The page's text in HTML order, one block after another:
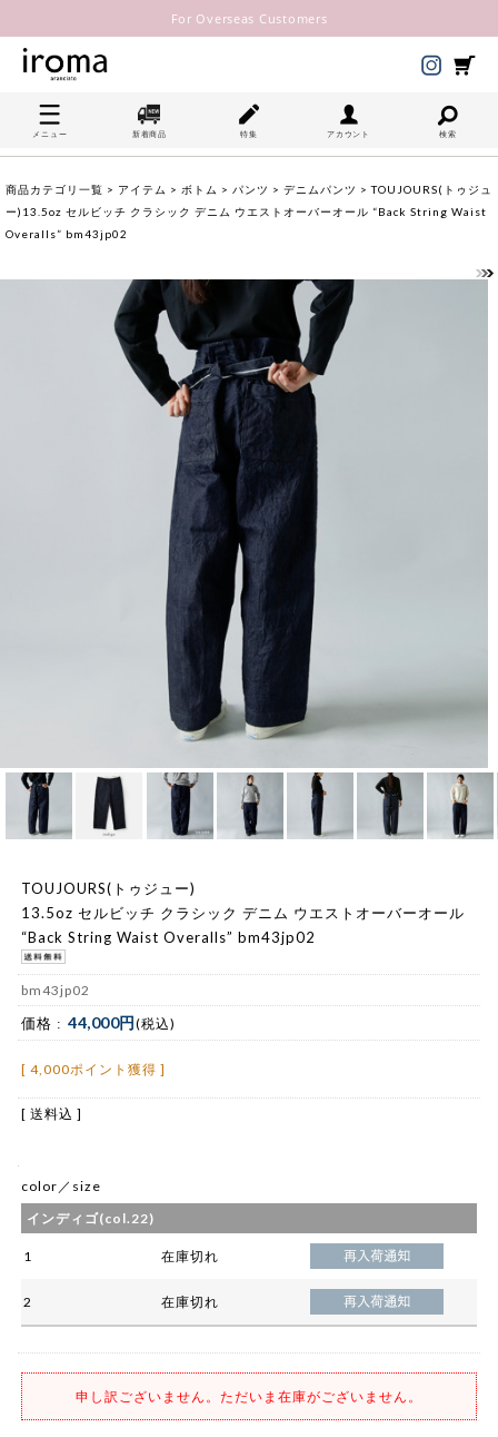
For Overseas Customers
メニュー 新着商品 特集 アカウント 検索
商品カテゴリ一覧 > アイテム > ボトム > パンツ > デニムパンツ > TOUJOURS(トゥジュ
ー)13.5oz セルビッチ クラシック デニム ウエストオーバーオール “Back String Waist
Overalls” bm43jp02
TOUJOURS(トゥジュー)
13.5oz セルビッチ クラシック デニム ウエストオーバーオール
“Back String Waist Overalls” bm43jp02
bm43jp02
価格 : 44,000円 (税込)
[ 4,000ポイント獲得 ]
[ 送料込 ]
color／size
インディゴ(col.22)
1 在庫切れ
2 在庫切れ
申し訳ございません。ただいま在庫がございません。